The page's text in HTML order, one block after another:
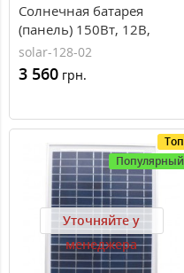
Солнечная батарея
(панель) 150Вт, 12В,
монокристаллическая,
PLM-150M-36, Perlight
Solar
solar-128-02
3 560 грн.
Топ
Популярный
Уточняйте у
менеджера